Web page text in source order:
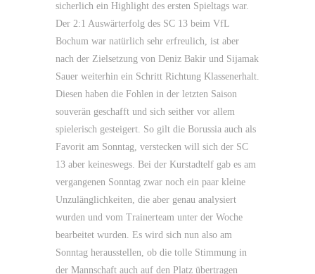
sicherlich ein Highlight des ersten Spieltags war.
Der 2:1 Auswärterfolg des SC 13 beim VfL
Bochum war natürlich sehr erfreulich, ist aber
nach der Zielsetzung von Deniz Bakir und Sijamak
Sauer weiterhin ein Schritt Richtung Klassenerhalt.
Diesen haben die Fohlen in der letzten Saison
souverän geschafft und sich seither vor allem
spielerisch gesteigert. So gilt die Borussia auch als
Favorit am Sonntag, verstecken will sich der SC
13 aber keineswegs. Bei der Kurstadtelf gab es am
vergangenen Sonntag zwar noch ein paar kleine
Unzulänglichkeiten, die aber genau analysiert
wurden und vom Trainerteam unter der Woche
bearbeitet wurden. Es wird sich nun also am
Sonntag herausstellen, ob die tolle Stimmung in
der Mannschaft auch auf den Platz übertragen